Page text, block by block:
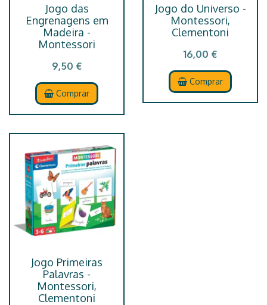
Jogo das
Engrenagens em
Madeira -
Montessori
9,50 €
Comprar
Jogo do Universo -
Montessori,
Clementoni
16,00 €
Comprar
Jogo Primeiras
Palavras -
Montessori,
Clementoni